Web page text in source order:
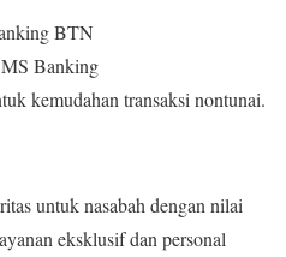
BTN
Banking
kemudahan transaksi nontunai.
untuk nasabah dengan nilai
eksklusif dan personal